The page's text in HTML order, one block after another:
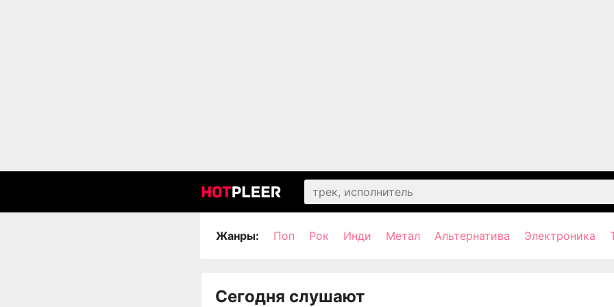
Жанры: Поп Рок Инди Метал Альтернатива Электроника
Сегодня слушают